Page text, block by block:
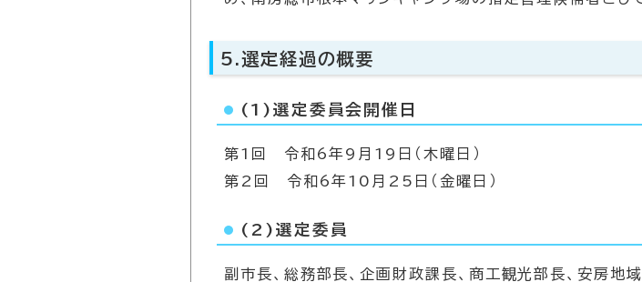
5.選定経過の概要
(1)選定委員会開催日
第1回 令和6年9月19日（木曜日）
第2回 令和6年10月25日（金曜日）
(2)選定委員
副市長、総務部長、企画財政課長、商工観光部長、安房地